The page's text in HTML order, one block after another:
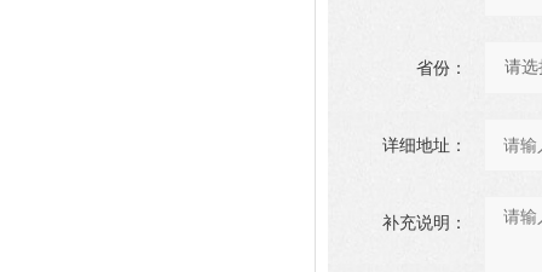
省份：
详细地址：
补充说明：